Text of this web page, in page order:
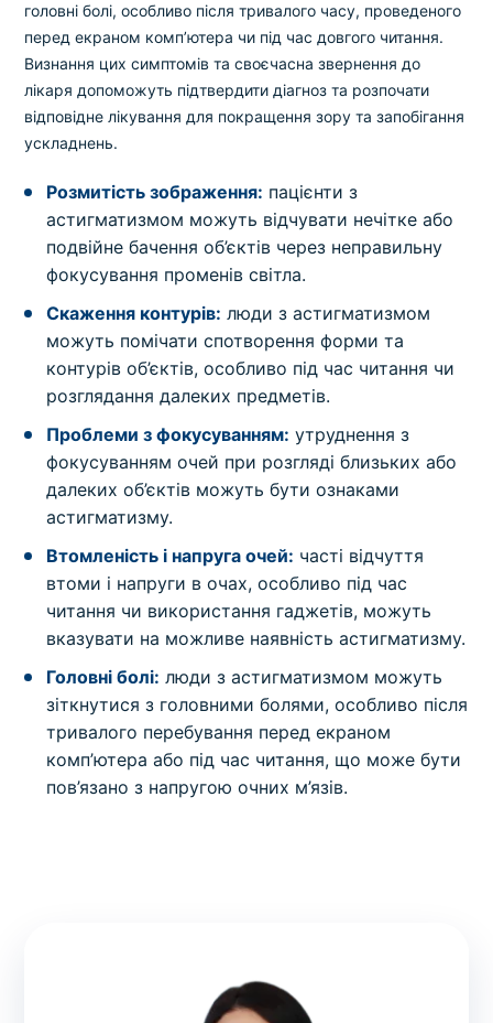
головні болі, особливо після тривалого часу, проведеного
перед екраном комп’ютера чи під час довгого читання.
Визнання цих симптомів та своєчасна звернення до
лікаря допоможуть підтвердити діагноз та розпочати
відповідне лікування для покращення зору та запобігання
ускладнень.
Розмитість зображення: пацієнти з
астигматизмом можуть відчувати нечітке або
подвійне бачення об’єктів через неправильну
фокусування променів світла.
Скаження контурів: люди з астигматизмом
можуть помічати спотворення форми та
контурів об’єктів, особливо під час читання чи
розглядання далеких предметів.
Проблеми з фокусуванням: утруднення з
фокусуванням очей при розгляді близьких або
далеких об’єктів можуть бути ознаками
астигматизму.
Втомленість і напруга очей: часті відчуття
втоми і напруги в очах, особливо під час
читання чи використання гаджетів, можуть
вказувати на можливе наявність астигматизму.
Головні болі: люди з астигматизмом можуть
зіткнутися з головними болями, особливо після
тривалого перебування перед екраном
комп’ютера або під час читання, що може бути
пов’язано з напругою очних м’язів.